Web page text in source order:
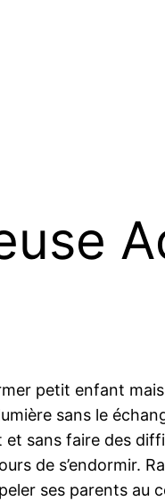
petit enfant
sans le
sans faire des
de s’endormir.
ses parents au